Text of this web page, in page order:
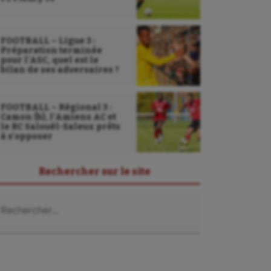
FOOTBALL – Ligue 3 :
Préparation terminée
pour l’ASC, quel est le
bilan de ses adversaires ?
FOOTBALL – Régional 3 :
Camon (b), l’Amiens AC et
le RC Salouël-Saleux prêts
à s’opposer
Rechercher sur le site